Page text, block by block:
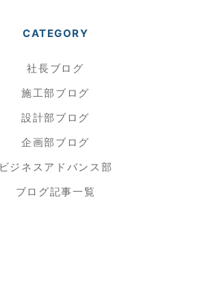
CATEGORY
社長ブログ
施工部ブログ
設計部ブログ
企画部ブログ
ビジネスアドバンス部
ブログ記事一覧